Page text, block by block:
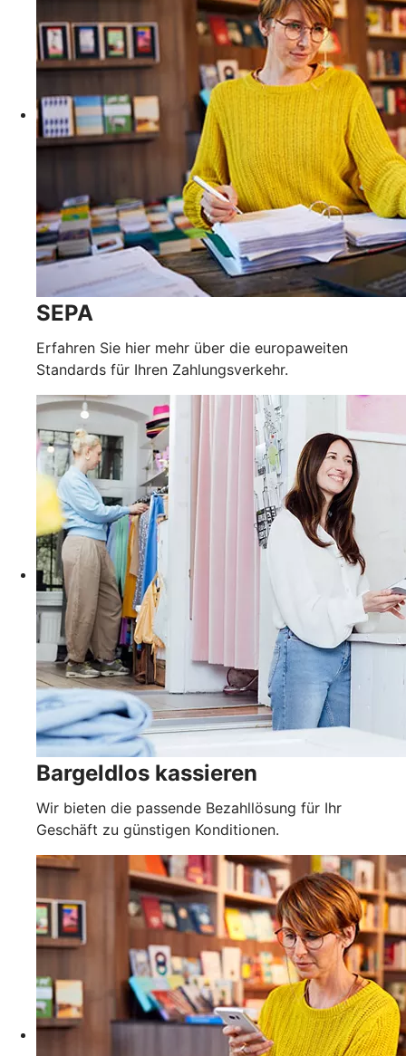
SEPA
Erfahren Sie hier mehr über die europaweiten
Standards für Ihren Zahlungsverkehr.
Bargeldlos kassieren
Wir bieten die passende Bezahllösung für Ihr
Geschäft zu günstigen Konditionen.